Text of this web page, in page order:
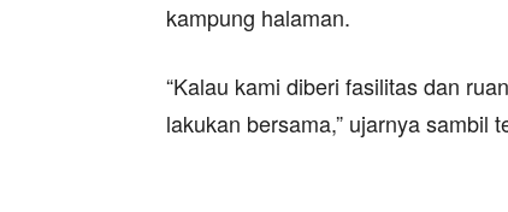
kampung halaman.
“Kalau kami diberi fasilitas dan
lakukan bersama,” ujarnya sambil